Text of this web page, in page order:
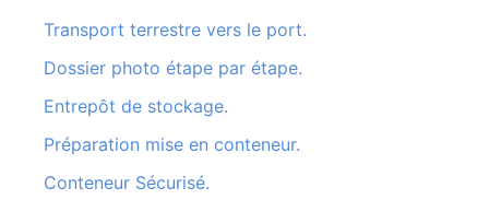
Transport terrestre vers le port.
Dossier photo étape par étape.
Entrepôt de stockage.
Préparation mise en conteneur.
Conteneur Sécurisé.